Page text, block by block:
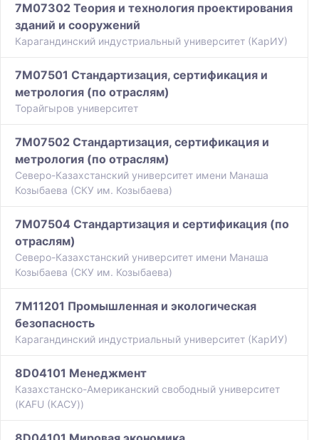
7M07302 Теория и технология проектирования
зданий и сооружений
Карагандинский индустриальный университет (КарИУ)
7M07501 Стандартизация, сертификация и
метрология (по отраслям)
Торайгыров университет
7M07502 Стандартизация, сертификация и
метрология (по отраслям)
Северо-Казахстанский университет имени Манаша
Козыбаева (СКУ им. Козыбаева)
7M07504 Стандартизация и сертификация (по
отраслям)
Северо-Казахстанский университет имени Манаша
Козыбаева (СКУ им. Козыбаева)
7M11201 Промышленная и экологическая
безопасность
Карагандинский индустриальный университет (КарИУ)
8D04101 Менеджмент
Казахстанско-Американский свободный университет
(KAFU (КАСУ))